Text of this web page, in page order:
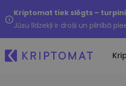
Kriptomat tiek slēgts –
Jūsu līdzekļi ir droši un pilnībā